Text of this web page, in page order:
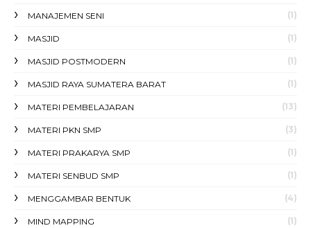
MANAJEMEN SENI (1)
MASJID (1)
MASJID POSTMODERN (1)
MASJID RAYA SUMATERA BARAT (1)
MATERI PEMBELAJARAN (13)
MATERI PKN SMP (3)
MATERI PRAKARYA SMP (1)
MATERI SENBUD SMP (1)
MENGGAMBAR BENTUK (4)
MIND MAPPING (1)